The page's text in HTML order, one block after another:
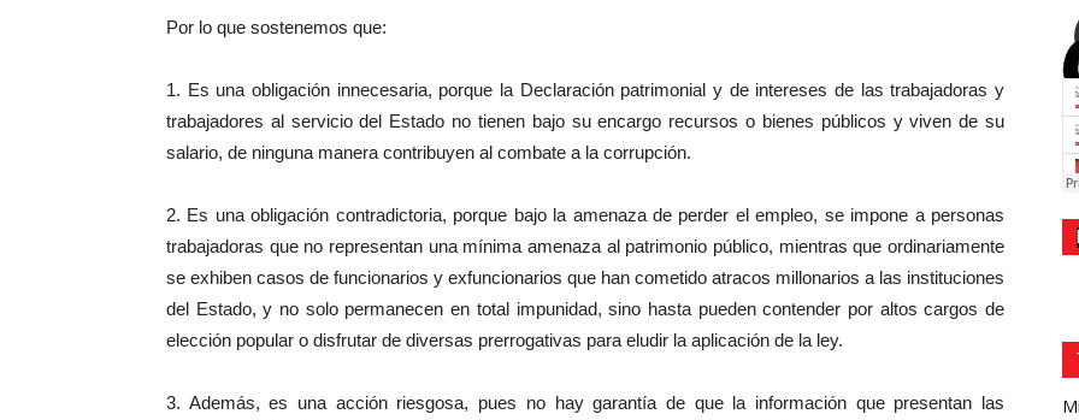
Por lo que sostenemos que:
1. Es una obligación innecesaria, porque la Declaración patrimonial y de intereses de las trabajadoras y
trabajadores al servicio del Estado no tienen bajo su encargo recursos o bienes públicos y viven de su
salario, de ninguna manera contribuyen al combate a la corrupción.
2. Es una obligación contradictoria, porque bajo la amenaza de perder el empleo, se impone a personas
trabajadoras que no representan una mínima amenaza al patrimonio público, mientras que ordinariamente
se exhiben casos de funcionarios y exfuncionarios que han cometido atracos millonarios a las instituciones
del Estado, y no solo permanecen en total impunidad, sino hasta pueden contender por altos cargos de
elección popular o disfrutar de diversas prerrogativas para eludir la aplicación de la ley.
3. Además, es una acción riesgosa, pues no hay garantía de que la información que presentan las